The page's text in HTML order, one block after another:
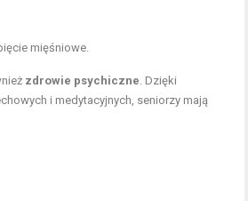
mięśniowe.
zdrowie psychiczne . Dzięki
i medytacyjnych, seniorzy mają